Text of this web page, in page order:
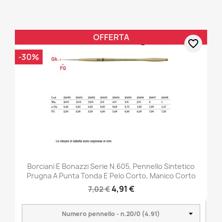
Borciani E Bonazzi Serie N.605, Pennello Sintetico
Prugna A Punta Tonda E Pelo Corto, Manico Corto
7,02 €4,91 €
OFFERTA
-30%
favorite_border